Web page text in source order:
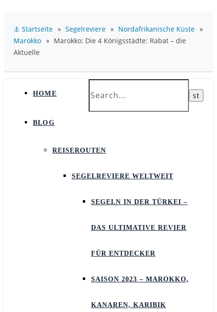
⚓ Startseite » Segelreviere » Nordafrikanische Küste »
Marokko » Marokko: Die 4 Königsstädte: Rabat – die
Aktuelle
HOME
BLOG
REISEROUTEN
SEGELREVIERE WELTWEIT
SEGELN IN DER TÜRKEI –
DAS ULTIMATIVE REVIER
FÜR ENTDECKER
SAISON 2023 – MAROKKO,
KANAREN, KARIBIK